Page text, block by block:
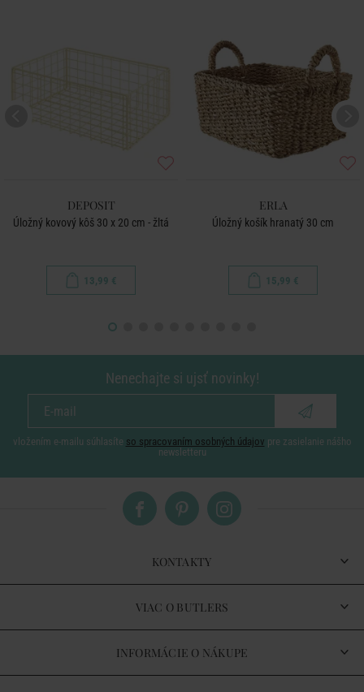
DEPOSIT
Úložný kovový kôš 30 x 20 cm - žltá
13,99 €
ERLA
Úložný košík hranatý 30 cm
15,99 €
Nenechajte si ujsť novinky!
vložením e-mailu súhlasíte so spracovaním osobných údajov pre zasielanie nášho
newsletteru
KONTAKTY
VIAC O BUTLERS
INFORMÁCIE O NÁKUPE